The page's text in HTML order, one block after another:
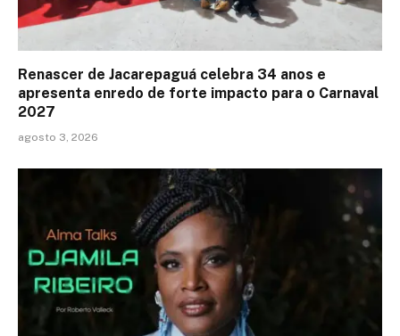
Renascer de Jacarepaguá celebra 34 anos e
apresenta enredo de forte impacto para o Carnaval
2027
agosto 3, 2026